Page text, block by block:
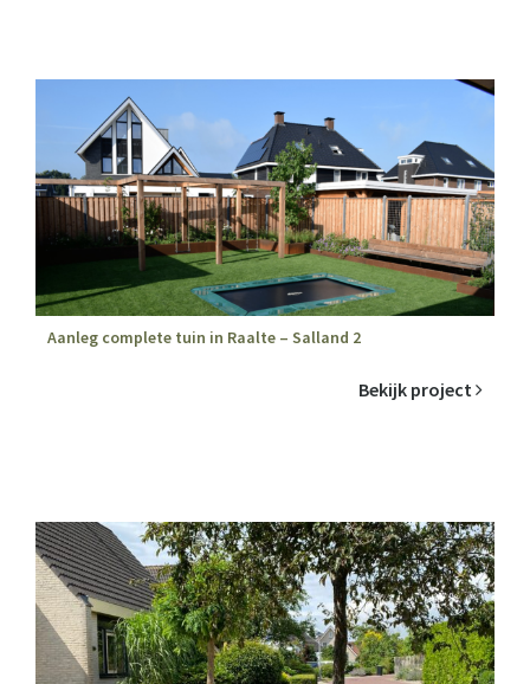
Aanleg complete tuin in Raalte – Salland 2
Bekijk project